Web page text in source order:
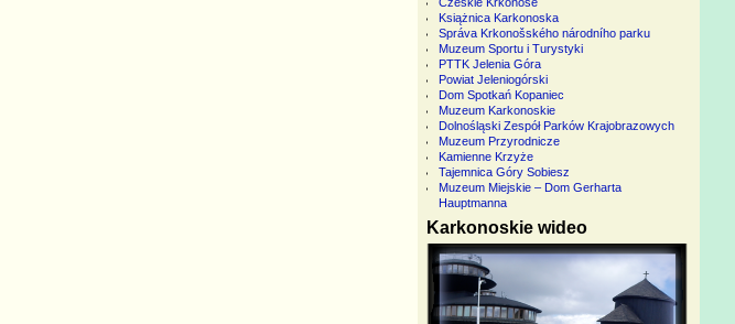
Czeskie Krkonoše
Książnica Karkonoska
Správa Krkonošského národního parku
Muzeum Sportu i Turystyki
PTTK Jelenia Góra
Powiat Jeleniogórski
Dom Spotkań Kopaniec
Muzeum Karkonoskie
Dolnośląski Zespół Parków Krajobrazowych
Muzeum Przyrodnicze
Kamienne Krzyże
Tajemnica Góry Sobiesz
Muzeum Miejskie – Dom Gerharta
Hauptmanna
Karkonoskie wideo